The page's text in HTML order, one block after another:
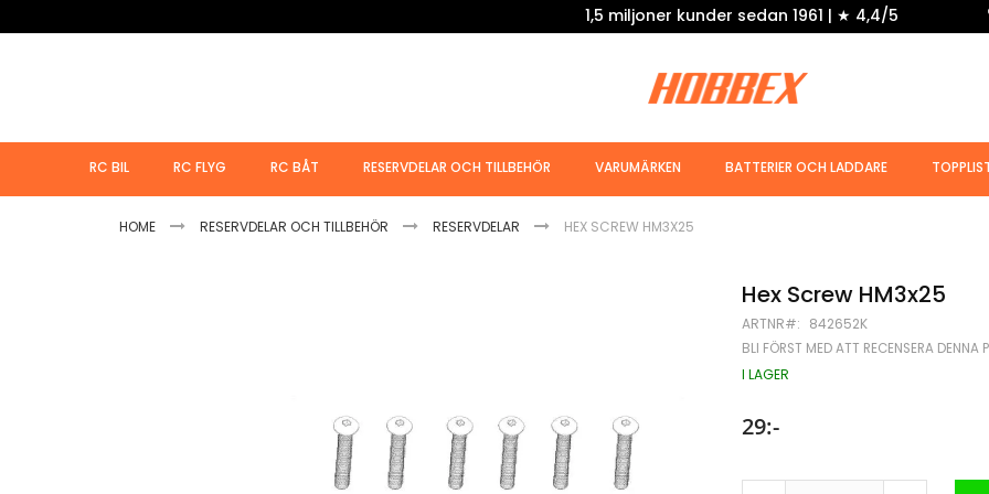
1,5 miljoner kunder sedan 1961 | ★ 4,4/5
RC BIL RC FLYG RC BÅT RESERVDELAR OCH TILLBEHÖR VARUMÄRKEN BATTERIER OCH LADDARE
HOME RESERVDELAR OCH TILLBEHÖR RESERVDELAR HEX SCREW HM3X25
Hex Screw HM3x25
ARTNR 842652K
BLI FÖRST MED ATT RECENSERA DENNA
I LAGER
29:-